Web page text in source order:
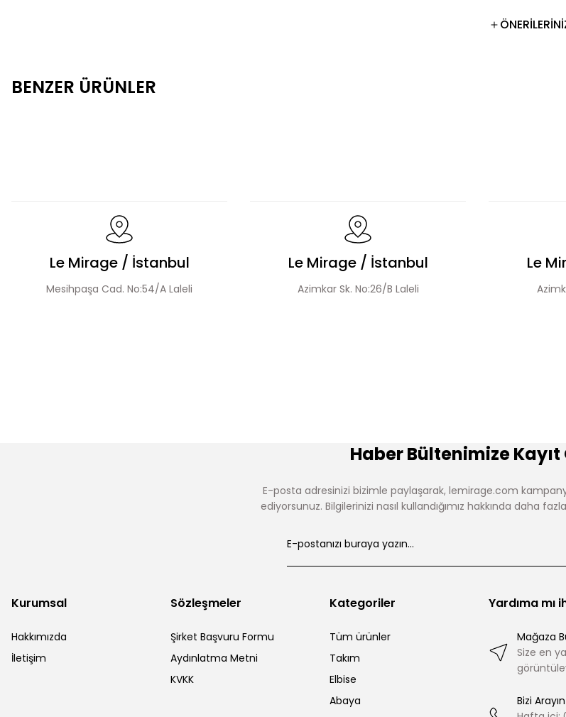
BENZER ÜRÜNLER
El Yapımı Boncuk İşlemeli Yakası Fırfırlı Ceket Etek Takım Leopar Desen Dantel Detaylı Bluz Ve
Le Mirage / İstanbul
Mesihpaşa Cad. No:54/A Laleli
Le Mirage / İstanbul
Azimkar Sk. No:26/B Laleli
Le
Haber Bültenimize Kayıt
E-posta adresinizi bizimle paylaşarak, lemirage.com
ediyorsunuz. Bilgilerinizi nasıl kullandığımız hakkında daha
Kurumsal
Hakkımızda
İletişim
Sözleşmeler
Şirket Başvuru Formu
Aydınlatma Metni
KVKK
Kategoriler
Tüm ürünler
Takım
Elbise
Abaya
Yardıma mı
Mağaza
Size en
Bizi